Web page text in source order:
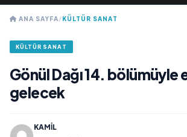
ANA SAYFA/KÜLTÜR SANAT
KÜLTÜR SANAT
Gönül Dağı 14. bölümüyle
gelecek
KAMIL